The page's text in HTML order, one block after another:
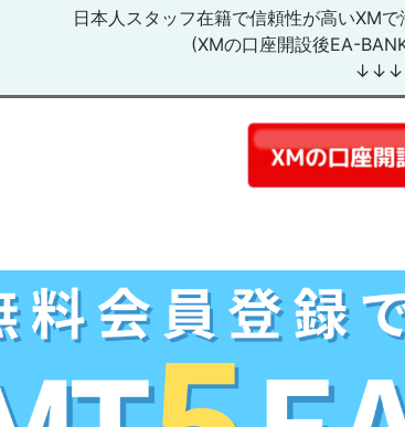
日本人スタッフ在籍で信頼性が高いXMで
(XMの口座開設後EA-